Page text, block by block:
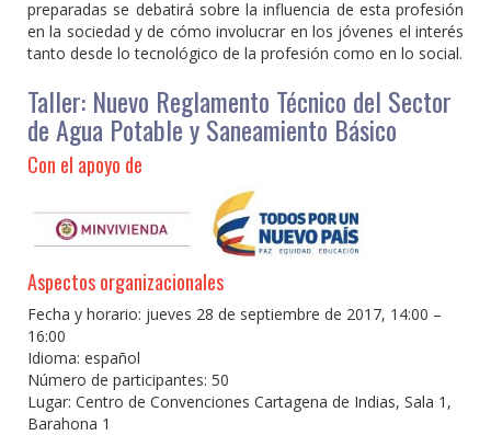
preparadas se debatirá sobre la influencia de esta profesión
en la sociedad y de cómo involucrar en los jóvenes el interés
tanto desde lo tecnológico de la profesión como en lo social.
Taller: Nuevo Reglamento Técnico del Sector
de Agua Potable y Saneamiento Básico
Con el apoyo de
Aspectos organizacionales
Fecha y horario: jueves 28 de septiembre de 2017, 14:00 –
16:00
Idioma: español
Número de participantes: 50
Lugar: Centro de Convenciones Cartagena de Indias, Sala 1,
Barahona 1